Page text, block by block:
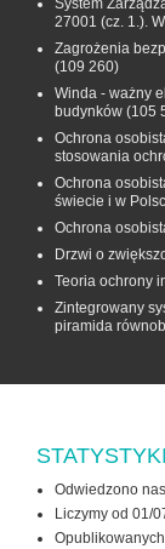
System
27001 (cz. 1.).
Zagrożenia
(109 260)
Winda - ważny
budynków (105
Ochrona
stosowania
Ochrona
świecie i w
Ochrona
Drzwi o
Teoria ochrony
Zintegrowany
piramida
STATYSTYKI
Odwiedzono
Liczymy od 01/